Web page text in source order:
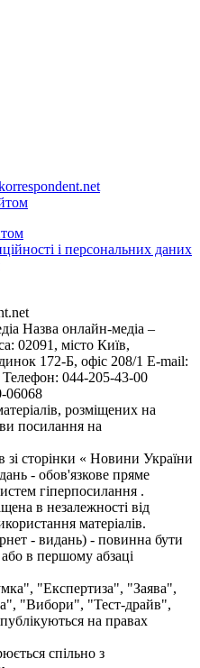
і персональних даних
Назва онлайн-медіа –
02091, місто Київ,
172-Б, офіс 208/1 E-mail:
Телефон: 044-205-43-00
06068
розміщених на
посилання на
зі сторінки « Новини України
- обов'язкове пряме
гіперпосилання .
в незалежності від
матеріалів.
- видань) - повинна бути
в першому абзаці
"Експертиза", "Заява",
"Вибори", "Тест-драйв",
на правах
спільно з